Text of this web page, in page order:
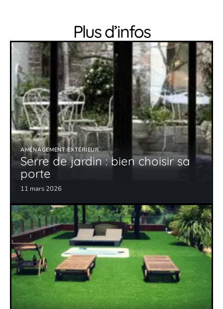
Plus d’infos
AMÉNAGEMENT EXTÉRIEUR
Serre de jardin : bien choisir sa
porte
11 mars 2026